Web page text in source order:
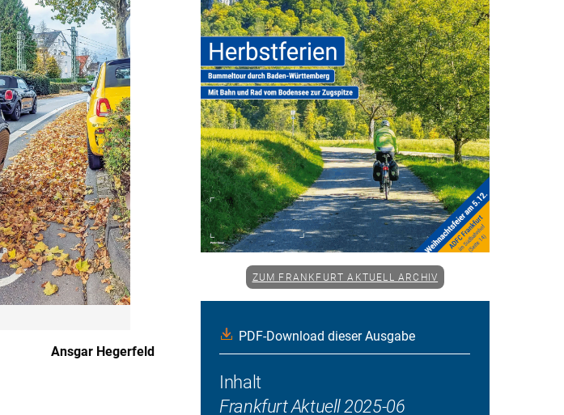
Ansgar Hegerfeld
ZUM FRANKFURT AKTUELL ARCHIV
PDF-Download dieser Ausgabe
Inhalt
Frankfurt Aktuell 2025-06